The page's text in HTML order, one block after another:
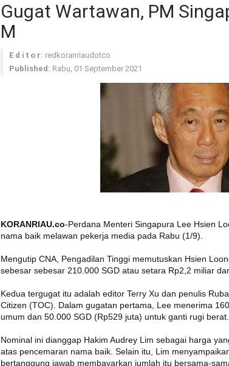
Gugat Wartawan, PM
M
E d i t o r: redkoranriaudotco
Published: Rabu, 01 September 2021
KORANRIAU.co-Perdana Menteri Singapura Lee Hsien
nama baik melawan pekerja media pada Rabu (1/9).
Mengutip CNA, Pengadilan Tinggi memutuskan Hsien
sebesar sebesar 210.000 SGD atau setara Rp2,2 miliar
Kedua tergugat itu adalah editor Terry Xu dan penulis
Citizen (TOC). Dalam gugatan pertama, Lee menerima
umum dan 50.000 SGD (Rp529 juta) untuk ganti rugi berat.
Nominal ini dianggap Hakim Audrey Lim sebagai harga
atas pencemaran nama baik. Selain itu, Lim
bertanggung jawab membayarkan jumlah itu bersama-